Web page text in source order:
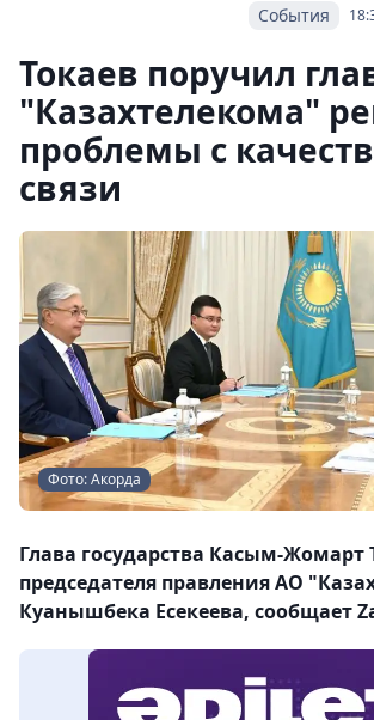
События
Токаев поручил
"Казахтелекома"
проблемы с
связи
Фото: Акорда
Глава государства Касым-Жомарт
председателя правления АО
Куанышбека Есекеева, сообщает